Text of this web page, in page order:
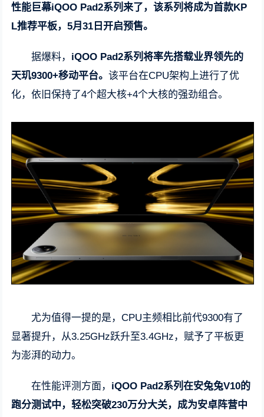
性能巨幕iQOO Pad2系列来了，该系列将成为首款KP
L推荐平板，5月31日开启预售。
据爆料， iQOO Pad2系列将率先搭载业界领先的
天玑9300+移动平台。该平台在CPU架构上进行了优
化，依旧保持了4个超大核+4个大核的强劲组合。
尤为值得一提的是，CPU主频相比前代9300有了
显著提升，从3.25GHz跃升至3.4GHz，赋予了平板更
为澎湃的动力。
在性能评测方面， iQOO Pad2系列在安兔兔V10的
跑分测试中，轻松突破230万分大关，成为安卓阵营中